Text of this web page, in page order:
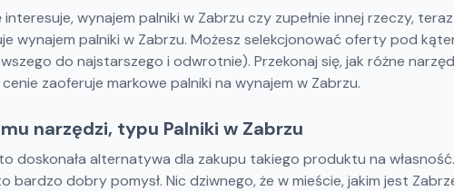
interesuje, wynajem palniki w Zabrzu czy zupełnie innej rzeczy,
wynajem palniki w Zabrzu. Możesz selekcjonować oferty pod
do najstarszego i odwrotnie). Przekonaj się, jak różne
zaoferuje markowe palniki na wynajem w Zabrzu.
narzędzi, typu Palniki w Zabrzu
doskonała alternatywa dla zakupu takiego produktu na
bardzo dobry pomysł. Nic dziwnego, że w mieście, jakim jest